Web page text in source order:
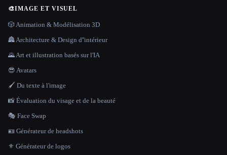
🎨IMAGE ET VISUEL
🎲 Animation & Modélisation 3D
🏯 Architecture & Design d''intérieur
🌄 Art et illustration basés sur l'IA
😎 Avatars
🖌️ Du texte à l'image
📸 Évaluation du visage et de la beauté
🎭 Face Swap
🪪 Générateur de headshots
⚜️ Générateur de logos